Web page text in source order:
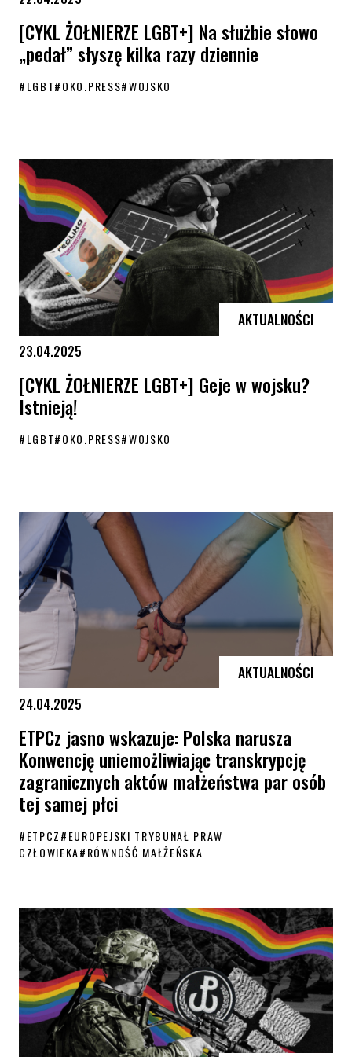
[CYKL ŻOŁNIERZE LGBT+] Na służbie słowo
„pedał” słyszę kilka razy dziennie
#LGBT#OKO.PRESS#WOJSKO
AKTUALNOŚCI
23.04.2025
[CYKL ŻOŁNIERZE LGBT+] Geje w wojsku?
Istnieją!
#LGBT#OKO.PRESS#WOJSKO
AKTUALNOŚCI
24.04.2025
ETPCz jasno wskazuje: Polska narusza
Konwencję uniemożliwiając transkrypcję
zagranicznych aktów małżeństwa par osób
tej samej płci
#ETPCZ#EUROPEJSKI TRYBUNAŁ PRAW
CZŁOWIEKA#RÓWNOŚĆ MAŁŻEŃSKA